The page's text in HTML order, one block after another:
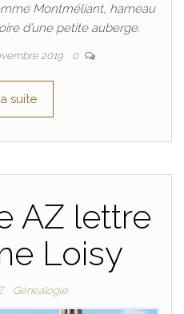
Montméliant, hameau
d’une petite auberge.
2019 0
suite
AZ lettre
Loisy
Généalogie